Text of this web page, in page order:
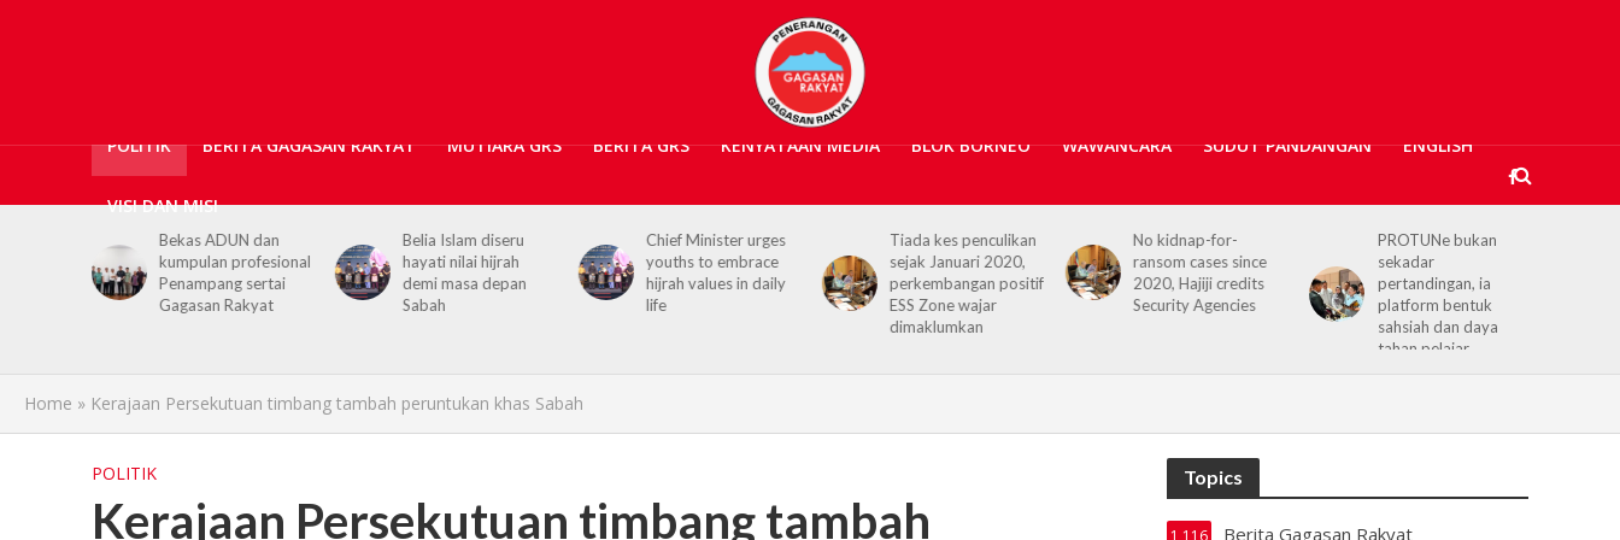
POLITIK BERITA GAGASAN RAKYAT MUTIARA GRS BERITA GRS KENYATAAN MEDIA BLOK BORNEO WAWANCARA SUDUT PANDANGAN ENGLISH
VISI DAN MISI
Belia Islam diseru
hayati nilai hijrah
demi masa depan
Sabah
Chief Minister urges
youths to embrace
hijrah values in daily
life
Tiada kes penculikan
sejak Januari 2020,
perkembangan positif
ESS Zone wajar
No kidnap-for-
ransom cases since
2020, Hajiji credits
Security Agencies
PROTUNe bukan
sekadar
pertandingan, ia
platform bentuk
Hajiji receives UK High
Commissioner,
reaffirms enduring
Sabah–UK ties
Home » Kerajaan Persekutuan timbang tambah peruntukan khas Sabah
POLITIK
Kerajaan Persekutuan timbang tambah
Topics
Berita Gagasan Rakyat
1,116